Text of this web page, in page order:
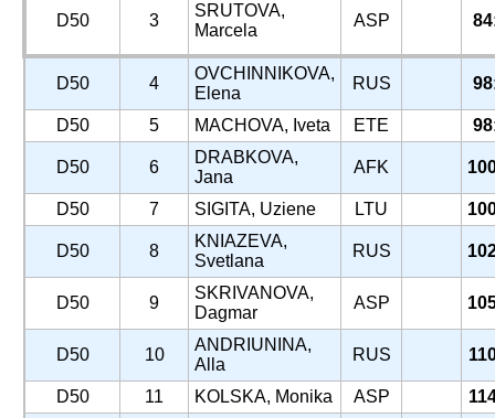
D50 3
SRUTOVA,
Marcela
ASP
D50 4
OVCHINNIKOVA,
Elena
RUS
D50 5 MACHOVA, Iveta ETE
D50 6
DRABKOVA,
Jana
AFK
D50 7 SIGITA, Uziene LTU
D50 8
KNIAZEVA,
Svetlana
RUS
D50 9
SKRIVANOVA,
Dagmar
ASP
D50 10
ANDRIUNINA,
Alla
RUS
D50 11 KOLSKA, Monika ASP